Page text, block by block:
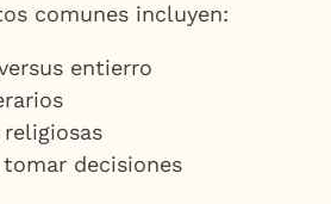
comunes incluyen:
entierro
tomar decisiones